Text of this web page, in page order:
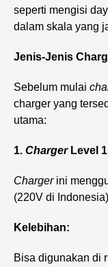
seperti mengisi
dalam skala yang
Jenis-Jenis
Sebelum mulai
charger yang
utama:
1. ChargerLevel 1
Charger ini
(220V di
Kelebihan:
Bisa digunakan di